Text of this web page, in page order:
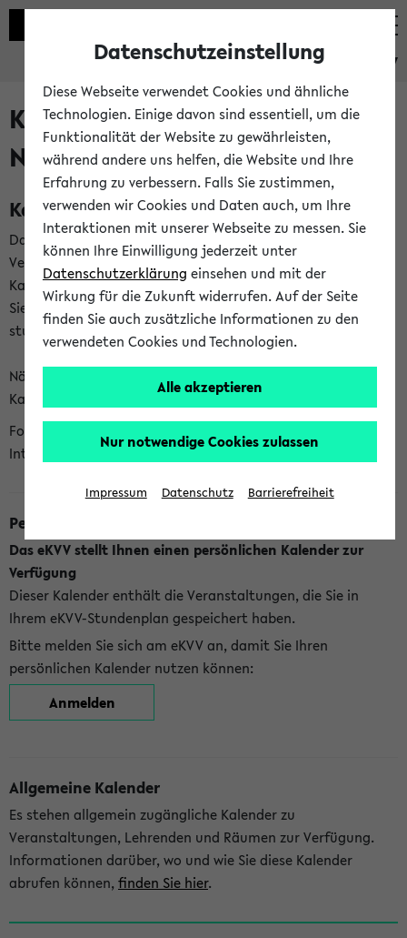
eKVV
Kalenderintegration und
Newsfeeds
Kalenderintegration
Das eKVV bietet Ihnen die Möglichkeit,
Veranstaltungstermine in eine Vielzahl von
Kalenderanwendungen einzubinden. Auf diese Weise können
Sie einen gemeinsamen Überblick über Ihre privaten und
studienbezogenen Termine erhalten.
Näheres zu Vorteilen und Funktionsweise der
Kalenderintegration können Sie auf unserer
Folgende Kalender bietet Ihnen das eKVV derzeit zur
Integration an:
Persönlicher Kalender
Das eKVV stellt Ihnen einen persönlichen Kalender zur
Verfügung
Dieser Kalender enthält die Veranstaltungen, die Sie in
Ihrem eKVV-Stundenplan gespeichert haben.
Bitte melden Sie sich am eKVV an, damit Sie Ihren
persönlichen Kalender nutzen können:
Anmelden
Allgemeine Kalender
Es stehen allgemein zugängliche Kalender zu
Veranstaltungen, Lehrenden und Räumen zur Verfügung.
Informationen darüber, wo und wie Sie diese Kalender
abrufen können, finden Sie hier.
Datenschutzeinstellung
Diese Webseite verwendet Cookies und ähnliche
Technologien. Einige davon sind essentiell, um die
Funktionalität der Website zu gewährleisten,
während andere uns helfen, die Website und Ihre
Erfahrung zu verbessern. Falls Sie zustimmen,
verwenden wir Cookies und Daten auch, um Ihre
Interaktionen mit unserer Webseite zu messen. Sie
können Ihre Einwilligung jederzeit unter
Datenschutzerklärung einsehen und mit der
Wirkung für die Zukunft widerrufen. Auf der Seite
finden Sie auch zusätzliche Informationen zu den
verwendeten Cookies und Technologien.
Alle akzeptieren
Nur notwendige Cookies zulassen
Impressum Datenschutz Barrierefreiheit